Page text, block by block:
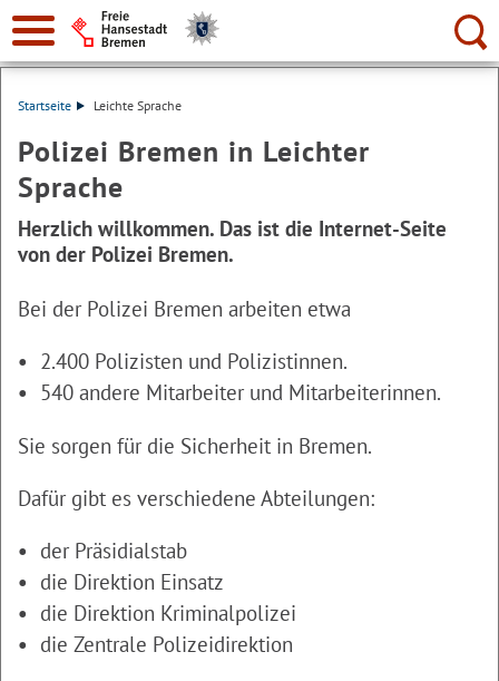
Suche:
Startseite Leichte Sprache
Polizei Bremen in Leichter
Sprache
Herzlich willkommen. Das ist die Internet-Seite
von der Polizei Bremen.
Bei der Polizei Bremen arbeiten etwa
2.400 Polizisten und Polizistinnen.
540 andere Mitarbeiter und Mitarbeiterinnen.
Sie sorgen für die Sicherheit in Bremen.
Dafür gibt es verschiedene Abteilungen:
der Präsidialstab
die Direktion Einsatz
die Direktion Kriminalpolizei
die Zentrale Polizeidirektion